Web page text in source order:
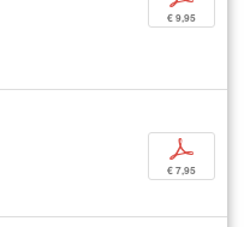
€ 9,95
p
€ 7,95